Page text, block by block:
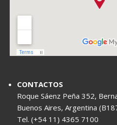
CONTACTOS
Roque Sáenz Peña 352,
Buenos Aires, Argentina
Tel. (+54 11) 4365 7100